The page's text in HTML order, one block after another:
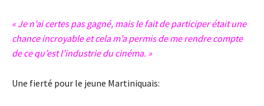
« Je n’ai certes pas gagné, mais le fait de participer était une
chance incroyable et cela m’a permis de me rendre compte
de ce qu’est l’industrie du cinéma. »
Une fierté pour le jeune Martiniquais: